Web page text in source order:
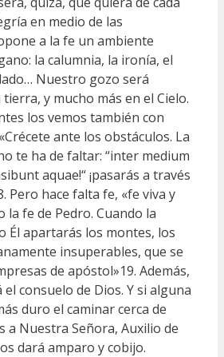
en medio de las
a la fe un ambiente
la calumnia, la ironía, el
Nuestro gozo será
y mucho más en el Cielo.
los vemos también con
ante los obstáculos. La
te ha de faltar: “inter medium
aquae!“ ¡pasarás a través
Pero hace falta fe, «fe viva y
la fe de Pedro. Cuando la
Él apartarás los montes, los
insuperables, que se
de apóstol»19. Además,
consuelo de Dios. Y si alguna
duro el caminar cerca de
a Nuestra Señora, Auxilio de
dará amparo y cobijo.